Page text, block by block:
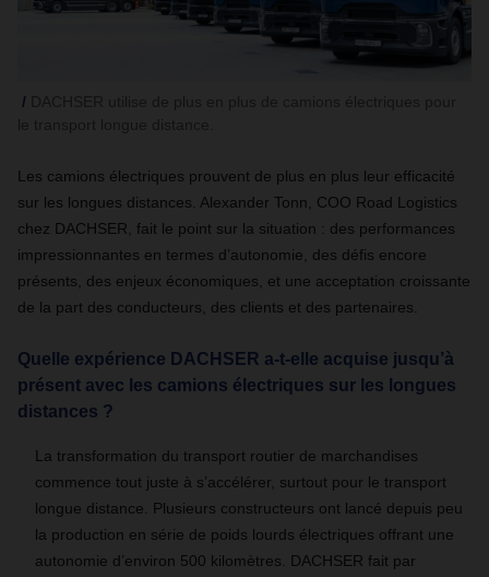
Les camions électriques prouvent de plus en plus leur efficacité
sur les longues distances. Alexander Tonn, COO Road Logistics
chez DACHSER, fait le point sur la situation : des performances
impressionnantes en termes d’autonomie, des défis encore
présents, des enjeux économiques, et une acceptation croissante
de la part des conducteurs, des clients et des partenaires.
Quelle expérience DACHSER a-t-elle acquise jusqu’à
présent avec les camions électriques sur les longues
distances ?
La transformation du transport routier de marchandises
commence tout juste à s’accélérer, surtout pour le transport
longue distance. Plusieurs constructeurs ont lancé depuis peu
la production en série de poids lourds électriques offrant une
autonomie d’environ 500 kilomètres. DACHSER fait par